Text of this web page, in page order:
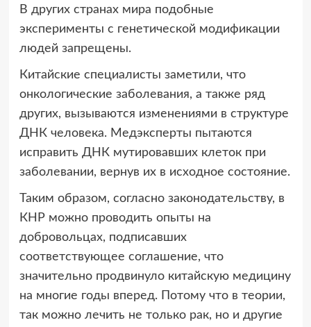
В других странах мира подобные
эксперименты с генетической модификации
людей запрещены.
Китайские специалисты заметили, что
онкологические заболевания, а также ряд
других, вызываются изменениями в структуре
ДНК человека. Медэксперты пытаются
исправить ДНК мутировавших клеток при
заболевании, вернув их в исходное состояние.
Таким образом, согласно законодательству, в
КНР можно проводить опыты на
добровольцах, подписавших
соответствующее соглашение, что
значительно продвинуло китайскую медицину
на многие годы вперед. Потому что в теории,
так можно лечить не только рак, но и другие